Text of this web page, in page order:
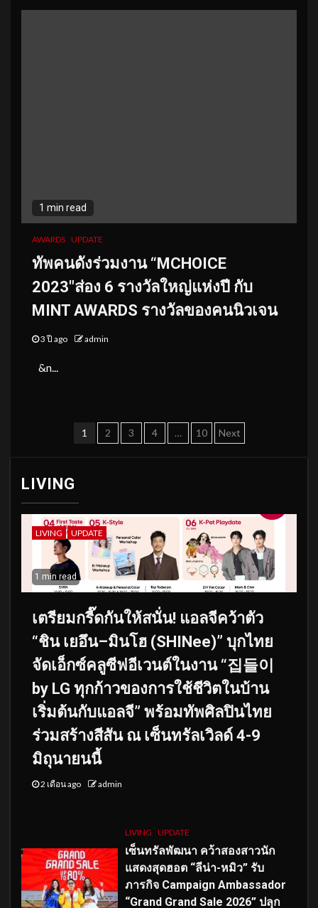
1 min read
AWARDS UPDATE
ทัพคนดังร่วมงาน “MCHOICE
2023″ส่อง 6 รางวัลใหญ่แห่งปี กับ
MINT AWARDS รางวัลของคนนิวเจน
3 ปี ago admin
&n...
Posts
1 2 3 4 … 10 Next
LIVING
LIVING UPDATE
1 min read
เตรียมกรี๊ดกันให้สนั่น! แอลจีคว้าตัว
“ชิน เยอึน–มินโฮ (SHINee)” บุกไทย
จัดเอ็กซ์คลูซีฟอีเวนต์ในงาน “집들이
by LG ทุกก้าวของการใช้ชีวิตในบ้าน
เริ่มต้นกับแอลจี” พร้อมทัพศิลปินไทย
ร่วมสร้างสีสัน ณ เซ็นทรัลเวิลด์ 4-9
มิถุนายนนี้
2 เดือน ago admin
LIVING UPDATE
เซ็นทรัลพัฒนา คว้าสองสาวนัก
แสดงสุดฮอต “ลีน่า-หมิว” รับ
ภารกิจ Campaign Ambassador
“Grand Grand Sale 2026” ปลุก